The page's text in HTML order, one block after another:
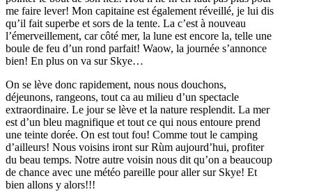
me faire lever! Mon capitaine est également réveillé, je lui dis
qu’il fait superbe et sors de la tente. La c’est à nouveau
l’émerveillement, car côté mer, la lune est encore la, telle une
boule de feu d’un rond parfait! Waow, la journée s’annonce
bien! En plus on va sur Skye…
On se lève donc rapidement, nous nous douchons,
déjeunons, rangeons, tout ca au milieu d’un spectacle
extraordinaire. Le jour se lève et la nature resplendit. La mer
est d’un bleu magnifique et tout ce qui nous entoure prend
une teinte dorée. On est tout fou! Comme tout le camping
d’ailleurs! Nous voisins iront sur Rùm aujourd’hui, profiter
du beau temps. Notre autre voisin nous dit qu’on a beaucoup
de chance avec une météo pareille pour aller sur Skye! Et
bien allons y alors!!!